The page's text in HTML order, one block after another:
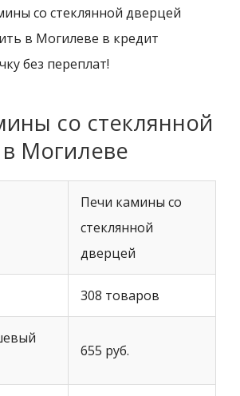
со стеклянной дверцей
в Могилеве в кредит
без переплат!
со стеклянной
Могилеве
Печи камины со
стеклянной
дверцей
308 товаров
655 руб.